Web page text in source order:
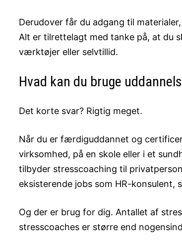
Derudover får du adgang til
Alt er tilrettelagt med tanke på, at du
værktøjer eller selvtillid.
Hvad kan du bruge
Det korte svar? Rigtig meget.
Når du er færdiguddannet og
virksomhed, på en skole eller i et
tilbyder stresscoaching til
eksisterende jobs som HR-konsulent,
Og der er brug for dig. Antallet af
stresscoaches er større end